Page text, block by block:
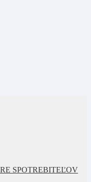
SPOTREBITEĽOV